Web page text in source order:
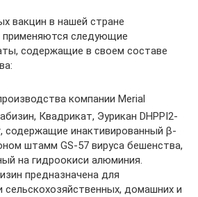
вакцин в нашей стране
применяются следующие
содержащие в своем составе
компании Merial
Квадрикат, Эурикан DHPPI2-
содержащие инактивированный β-
штамм GS-57 вируса бешенства,
на гидроокиси алюминия.
предназначена для
сельскохозяйственных, домашних и